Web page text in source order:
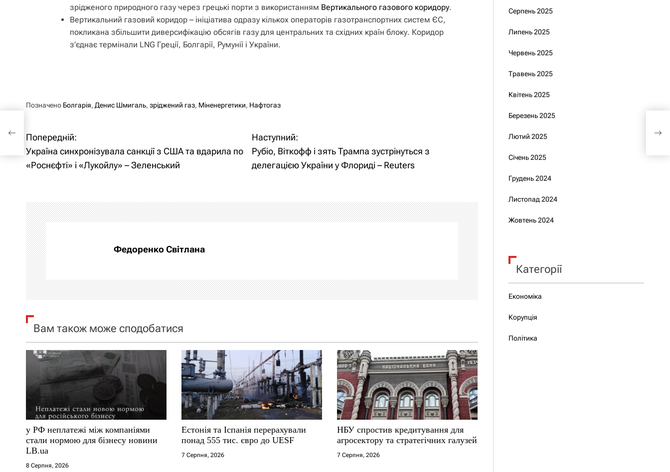
зрідженого природного газу через грецькі порти з використанням Вертикального газового коридору.
Вертикальний газовий коридор – ініціатива одразу кількох операторів газотранспортних систем ЄС,
покликана збільшити диверсифікацію обсягів газу для центральних та східних країн блоку. Коридор
з’єднає термінали LNG Греції, Болгарії, Румунії і України.
Позначено Болгарія, Денис Шмигаль, зріджений газ, Міненергетики, Нафтогаз
Н
а
і
г
а
ц
і
я
а
и
с
і
в
Попередній:
Україна синхронізувала санкції з США та вдарила по
«Роснєфті» і «Лукойлу» – Зеленський
Наступний:
Рубіо, Віткофф і зять Трампа зустрінуться з
делегацією України у Флориді – Reuters
Федоренко Світлана
Вам також може сподобатися
у РФ неплатежі між компаніями
стали нормою для бізнесу новини
LB.ua
8 Серпня, 2026
Естонія та Іспанія перерахували
понад 555 тис. євро до UESF
7 Серпня, 2026
НБУ спростив кредитування для
агросектору та стратегічних галузей
7 Серпня, 2026
Серпень 2025
Липень 2025
Червень 2025
Травень 2025
Квітень 2025
Березень 2025
Лютий 2025
Січень 2025
Грудень 2024
Листопад 2024
Жовтень 2024
Категорії
Економіка
Корупція
Політика